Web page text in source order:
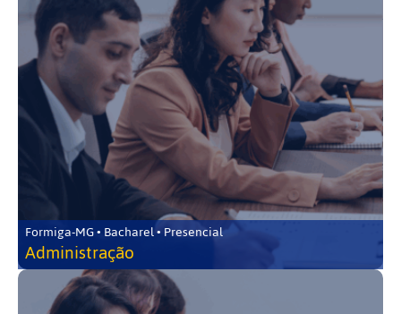
Formiga-MG • Bacharel • Presencial
Administração